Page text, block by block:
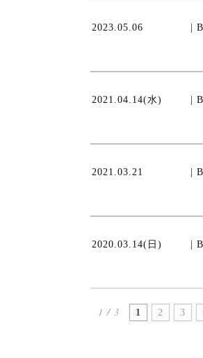
2023.05.06 |
2021.04.14(水) |
2021.03.21 |
2020.03.14(日) |
1 / 3 1 2 3